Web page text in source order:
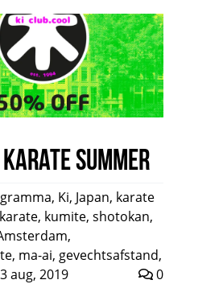
Karate Summer
, Ki, Japan, karate
karate, kumite, shotokan,
,
, ma-ai, gevechtsafstand,
aug, 2019 0